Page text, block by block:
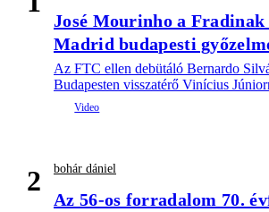
José Mourinho a Fradinak
Madrid budapesti
Az FTC ellen debütáló Bernardo
Budapesten visszatérő Vinícius
2 bohár dániel
Az 56-os forradalom 70.